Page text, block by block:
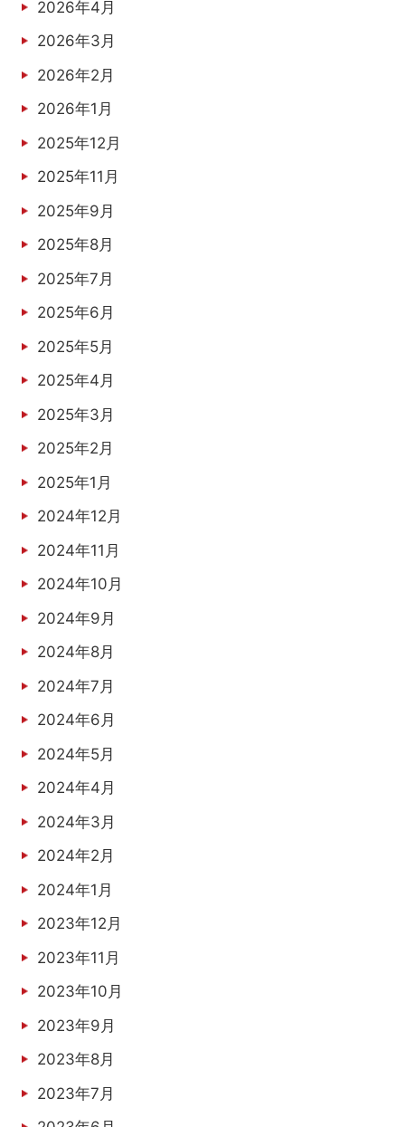
2026年4月
2026年3月
2026年2月
2026年1月
2025年12月
2025年11月
2025年9月
2025年8月
2025年7月
2025年6月
2025年5月
2025年4月
2025年3月
2025年2月
2025年1月
2024年12月
2024年11月
2024年10月
2024年9月
2024年8月
2024年7月
2024年6月
2024年5月
2024年4月
2024年3月
2024年2月
2024年1月
2023年12月
2023年11月
2023年10月
2023年9月
2023年8月
2023年7月